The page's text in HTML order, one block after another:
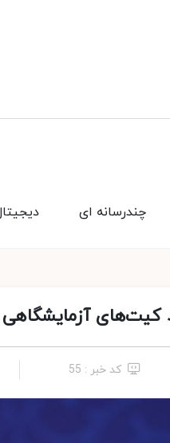
چندرسانه ای
کیت‌های
کد خبر : 55